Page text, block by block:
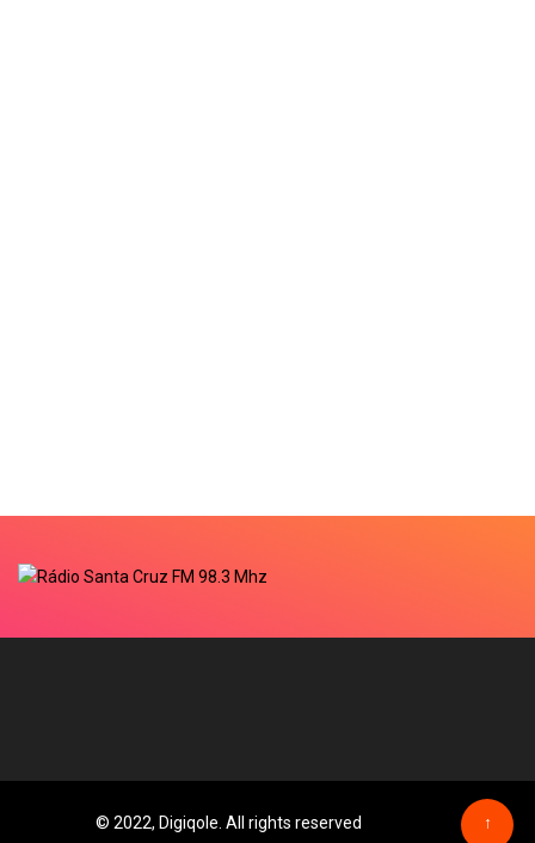
© 2022, Digiqole. All rights reserved ↑